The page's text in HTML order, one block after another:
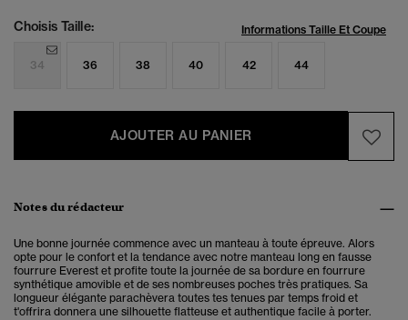
Choisis Taille: Informations Taille Et Coupe
34 36 38 40 42 44
AJOUTER AU PANIER
Notes du rédacteur
Une bonne journée commence avec un manteau à toute épreuve. Alors
opte pour le confort et la tendance avec notre manteau long en fausse
fourrure Everest et profite toute la journée de sa bordure en fourrure
synthétique amovible et de ses nombreuses poches très pratiques. Sa
longueur élégante parachèvera toutes tes tenues par temps froid et
t'offrira donnera une silhouette flatteuse et authentique facile à porter.